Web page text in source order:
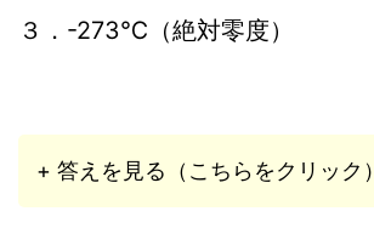
３．-273℃（絶対零度）
+ 答えを見る（こちらをクリック）